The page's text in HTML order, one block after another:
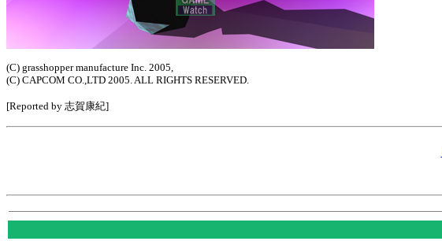
(C) grasshopper manufacture Inc. 2005,
(C) CAPCOM CO.,LTD 2005. ALL RIGHTS RESERVED.
[Reported by 志賀康紀]